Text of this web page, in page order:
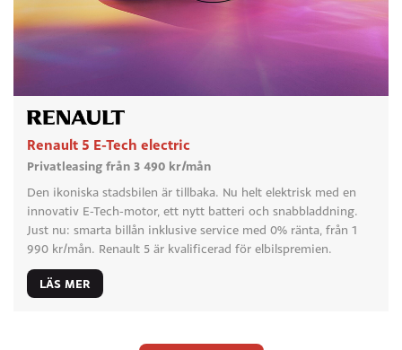
Renault 5 E-Tech electric
Privatleasing från 3 490 kr/mån
Den ikoniska stadsbilen är tillbaka. Nu helt elektrisk med en
innovativ E-Tech-motor, ett nytt batteri och snabbladdning.
Just nu: smarta billån inklusive service med 0% ränta, från 1
990 kr/mån. Renault 5 är kvalificerad för elbilspremien.
LÄS MER